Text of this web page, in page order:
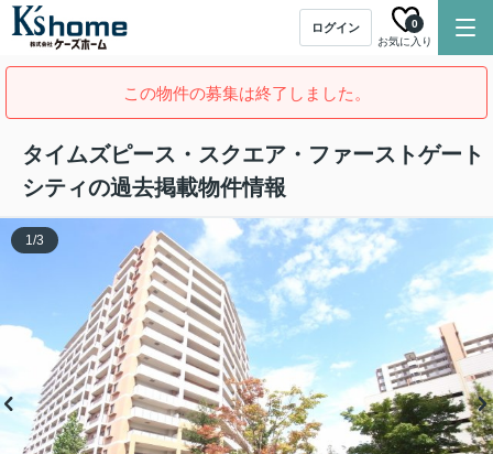
ログイン
お気に入り
0
この物件の募集は終了しました。
タイムズピース・スクエア・ファーストゲート
シティの過去掲載物件情報
1/3